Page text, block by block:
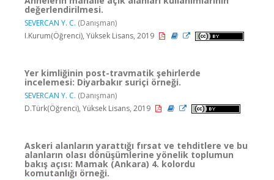
değerlendirilmesi.
SEVERCAN Y. C. (Danışman)
I.Kurum(Öğrenci), Yüksek Lisans, 2019
Yer kimliğinin post-travmatik şehirlerde
incelemesi: Diyarbakır suriçi örneği.
SEVERCAN Y. C. (Danışman)
D.Türk(Öğrenci), Yüksek Lisans, 2019
Askeri alanların yarattığı fırsat ve tehditlere ve bu
alanların olası dönüşümlerine yönelik toplumun
bakış açısı: Mamak (Ankara) 4. kolordu
komutanlığı örneği.